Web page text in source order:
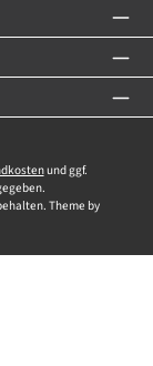
und ggf.
Theme by